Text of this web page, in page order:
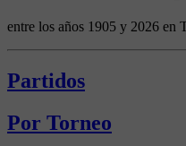
entre los años 1905 y 2026 en
Partidos
Por Torneo